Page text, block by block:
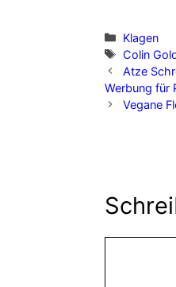
Klagen
Colin
Atze
Werbung für
Vegane